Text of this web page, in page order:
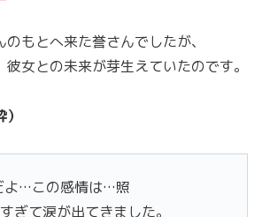
もとへ来た誉さんでしたが、
女との未来が芽生えていたのです。
よ…この感情は…照
ぎて涙が出てきました。